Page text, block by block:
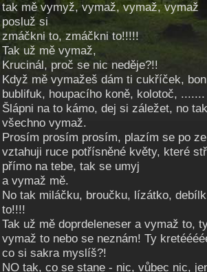
tak mě vymyž, vymaž, vymaž, vymaž
posluž si
zmáčkni to, zmáčkni to!!!!!
Tak už mě vymaž,
Krucinál, proč se nic neděje?!!
Když mě vymažeš dám ti cukříček,
bublifuk, houpacího koně, kolotoč, .......
Šlápni na to kámo, dej si záležet, no
všechno vymaž.
Prosím prosím prosím, plazím se po
vztahuji ruce potřísněné květy, které
přímo na tebe, tak se umyj
a vymaž mě.
No tak miláčku, broučku, lízátko,
to!!!!
Tak už mě doprdeleneser a vymaž to,
vymaž to nebo se neznám! Ty
co si sakra myslíš?!
NO tak, co se stane - nic, vůbec nic,